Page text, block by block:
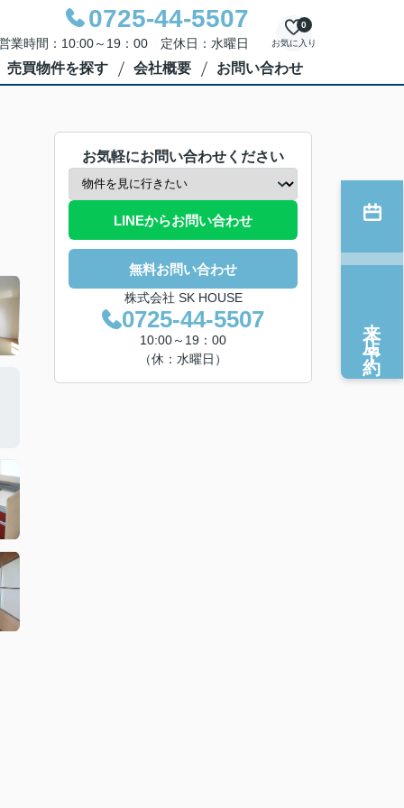
0725-44-5507
業時間：10:00～19：00 定休日：水曜日 お気に入り
0
売買物件を探す 会社概要 お問い合わせ
お気軽にお問い合わせください
LINEからお問い合わせ
無料お問い合わせ
株式会社 SK HOUSE
0725-44-5507
10:00～19：00
（休：水曜日）
来店予約